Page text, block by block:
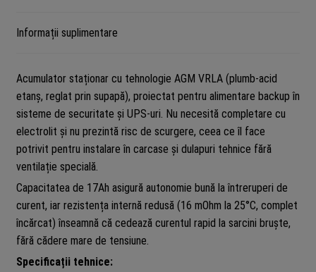
Informații suplimentare
Acumulator staționar cu tehnologie AGM VRLA (plumb-acid
etanș, reglat prin supapă), proiectat pentru alimentare backup în
sisteme de securitate și UPS-uri. Nu necesită completare cu
electrolit și nu prezintă risc de scurgere, ceea ce îl face
potrivit pentru instalare în carcase și dulapuri tehnice fără
ventilație specială.
Capacitatea de 17Ah asigură autonomie bună la întreruperi de
curent, iar rezistența internă redusă (16 mOhm la 25°C, complet
încărcat) înseamnă că cedează curentul rapid la sarcini bruște,
fără cădere mare de tensiune.
Specificații tehnice: